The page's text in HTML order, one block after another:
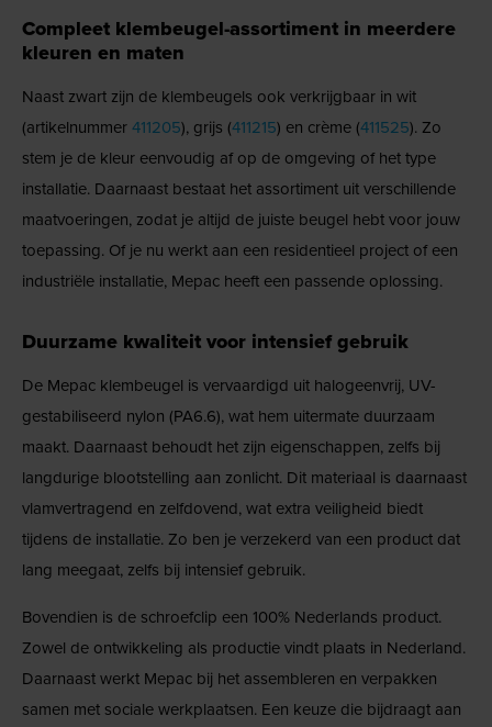
Compleet klembeugel-assortiment in meerdere
kleuren en maten
Naast zwart zijn de klembeugels ook verkrijgbaar in wit
(artikelnummer411205), grijs (411215) en crème (411525). Zo
stem je de kleur eenvoudig af op de omgeving of het type
installatie. Daarnaast bestaat het assortiment uit verschillende
maatvoeringen, zodat je altijd de juiste beugel hebt voor jouw
toepassing. Of je nu werkt aan een residentieel project of een
industriële installatie, Mepac heeft een passende oplossing.
Duurzame kwaliteit voor intensief gebruik
De Mepac klembeugel is vervaardigd uit halogeenvrij, UV-
gestabiliseerd nylon (PA6.6), wat hem uitermate duurzaam
maakt. Daarnaast behoudt het zijn eigenschappen, zelfs bij
langdurige blootstelling aan zonlicht. Dit materiaal is daarnaast
vlamvertragend en zelfdovend, wat extra veiligheid biedt
tijdens de installatie. Zo ben je verzekerd van een product dat
lang meegaat, zelfs bij intensief gebruik.
Bovendien is de schroefclip een 100% Nederlands product.
Zowel de ontwikkeling als productie vindt plaats in Nederland.
Daarnaast werkt Mepac bij het assembleren en verpakken
samen met sociale werkplaatsen. Een keuze die bijdraagt aan